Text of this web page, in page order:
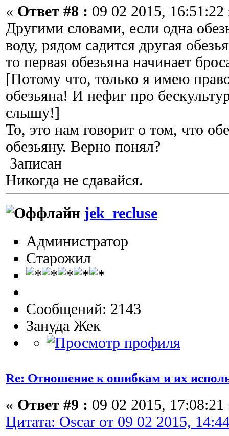
« Ответ #8 : 09 02 2015, 16:51:22
Другими словами, если одна
воду, рядом садится другая
то первая обезьяна начинает
[Потому что, только я имею
обезьяна! И нефиг про
слышу!]
То, это нам говорит о том, что
обезьяну. Верно понял?
Записан
Никогда не сдавайся.
jek_recluse
Администратор
Старожил
Сообщений: 2143
Зануда Жек
Re: Отношение к ошибкам и их
« Ответ #9 : 09 02 2015, 17:08:21
Цитата: Oscar от 09 02 2015,